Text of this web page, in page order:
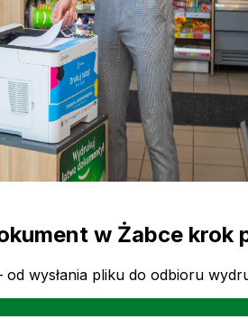
w Żabce krok
wysłania pliku do odbioru